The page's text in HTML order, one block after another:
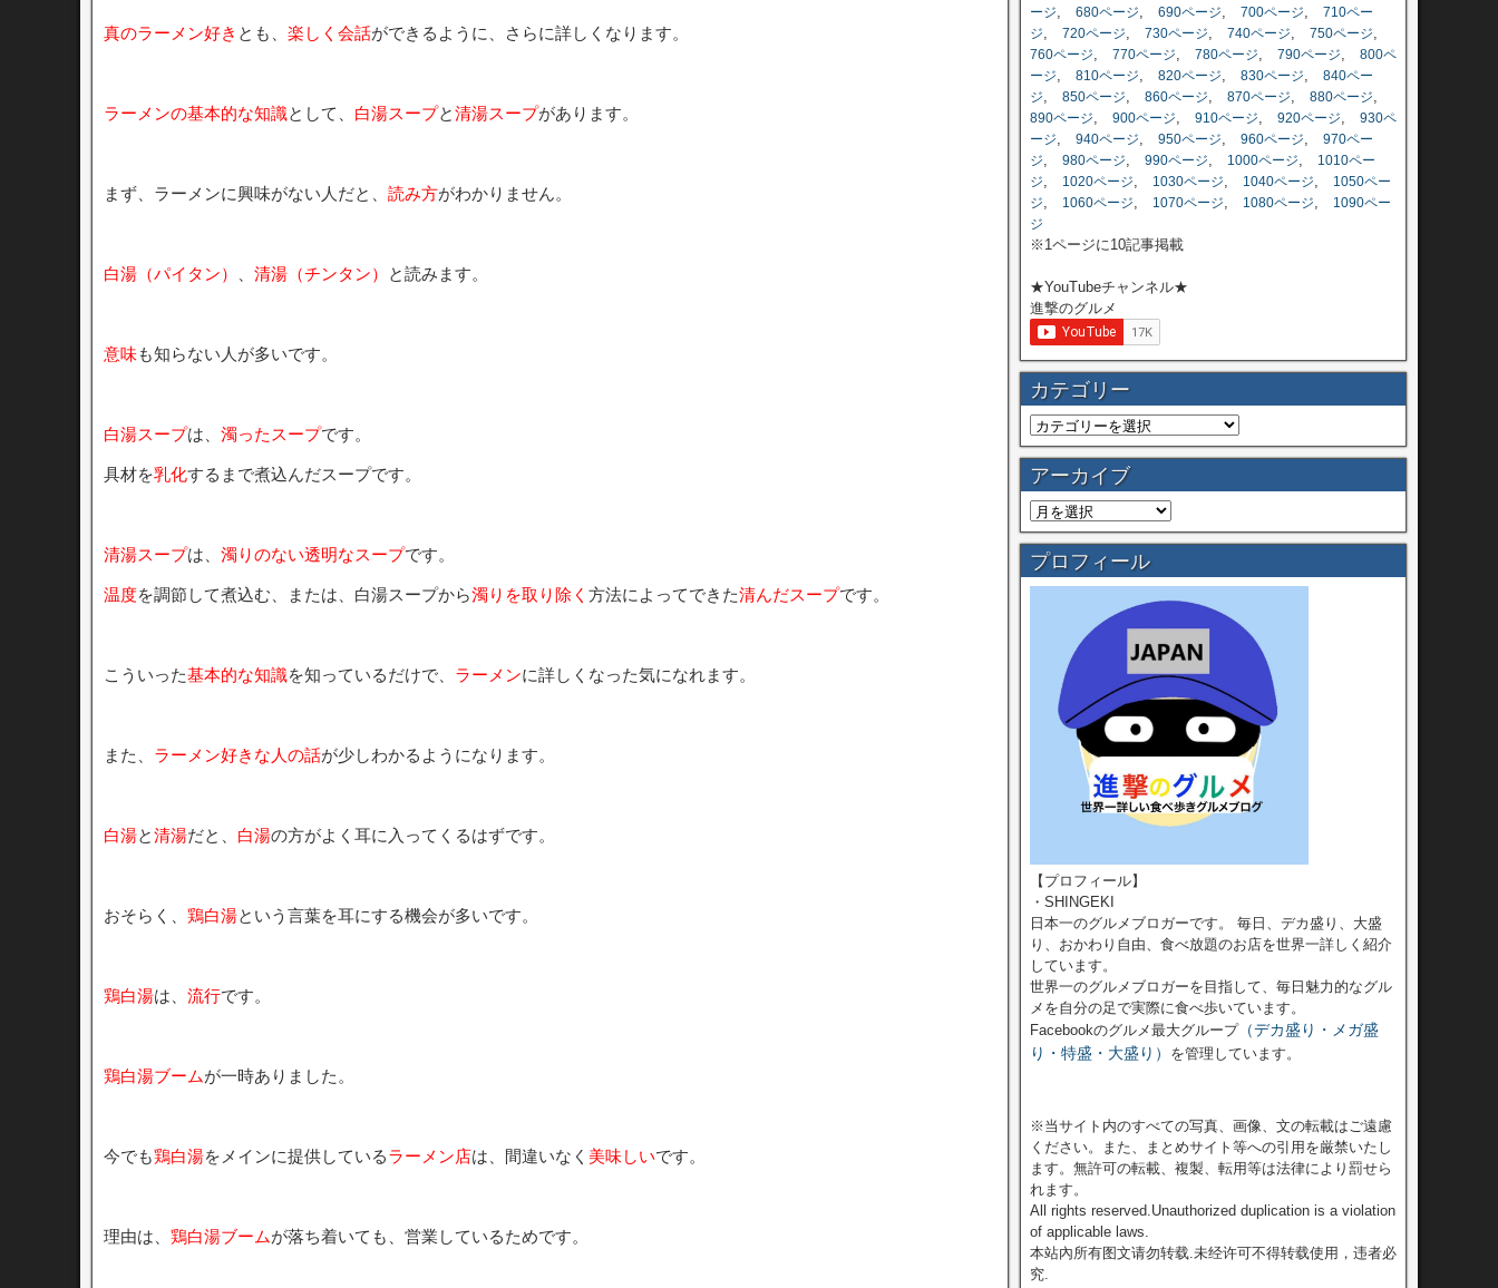
真のラーメン好き とも、 楽しく会話ができるように、さらに詳しくなります。
ラーメンの基本的な知識として、 白湯スープと清湯スープがあります。
まず、ラーメンに興味がない人だと、 読み方がわかりません。
白湯（パイタン） 清湯（チンタン） と読みます。
意味も知らない人が多いです。
白湯スープは、 濁ったスープです。
具材を乳化するまで煮込んだスープです。
清湯スープは、 濁りのない透明なスープです。
温度を調節して煮込む、または、白湯スープから濁りを取り除く 方法によってできた清んだスープです。
こういった基本的な知識を知っているだけで、 ラーメンに詳しくなった気になれます。
また、 ラーメン好きな人の話が少しわかるようになります。
白湯と清湯だと、 白湯の方がよく耳に入ってくるはずです。
おそらく、 鶏白湯という言葉を耳にする機会が多いです。
鶏白湯は、 流行です。
鶏白湯ブームが一時ありました。
今でも鶏白湯をメインに提供しているラーメン店は、間違いなく 美味しいです。
理由は、 鶏白湯ブームが落ち着いても、営業しているためです。
ージ, 680ページ, 690ページ, 700ページ, 710ペー
ジ, 720ページ, 730ページ, 740ページ, 750ページ,
760ページ, 770ページ, 780ページ, 790ページ, 800ペ
ージ, 810ページ, 820ページ, 830ページ, 840ペー
ジ, 850ページ, 860ページ, 870ページ, 880ページ,
890ページ, 900ページ, 910ページ, 920ページ, 930ペ
ージ, 940ページ, 950ページ, 960ページ, 970ペー
ジ, 980ページ, 990ページ, 1000ページ,
1010ペー
ジ, 1020ページ, 1030ページ, 1040ページ,
1050ペー
ジ, 1060ページ, 1070ページ, 1080ページ,
1090ペー
ジ
※1ページに10記事掲載
★YouTubeチャンネル★
進撃のグルメ
カテゴリー
アーカイブ
プロフィール
【プロフィール】
・SHINGEKI
日本一のグルメブロガーです。 毎日、デカ盛り、大盛
り、おかわり自由、食べ放題のお店を世界一詳しく紹介
しています。
世界一のグルメブロガーを目指して、毎日魅力的なグル
メを自分の足で実際に食べ歩いています。
Facebookのグルメ最大グループ（デカ盛り・メガ盛
り・特盛・大盛り） を管理しています。
※当サイト内のすべての写真、画像、文の転載はご遠慮
ください。また、まとめサイト等への引用を厳禁いたし
ます。無許可の転載、複製、転用等は法律により罰せら
れます。
All rights reserved.Unauthorized duplication is a violation
of applicable laws.
本站內所有图文请勿转载.未经许可不得转载使用，违者必
究.